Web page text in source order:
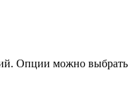
Опции можно выбрать